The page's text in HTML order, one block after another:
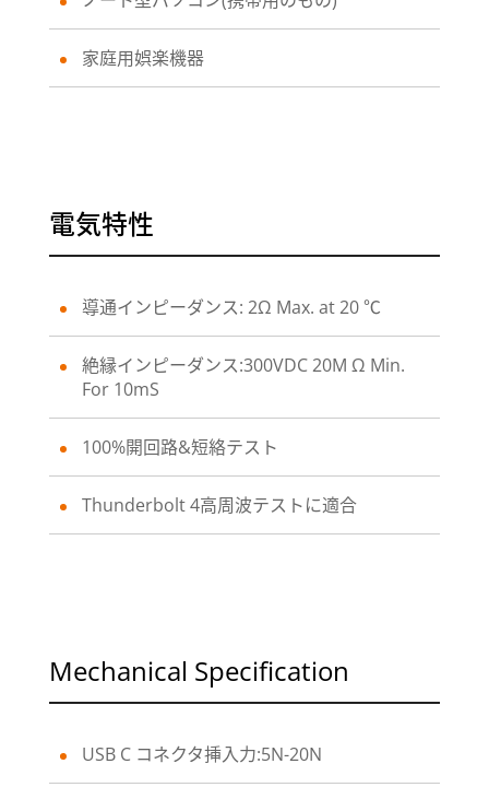
家庭用娯楽機器
電気特性
導通インピーダンス: 2Ω Max. at 20 ℃
絶縁インピーダンス:300VDC 20M Ω Min.
For 10mS
100%開回路&短絡テスト
Thunderbolt 4高周波テストに適合
Mechanical Specification
USB C コネクタ挿入力:5N-20N